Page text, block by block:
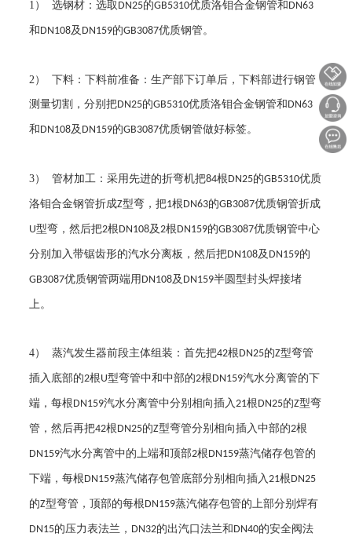
1 ） 选钢材：选取 DN25的GB5310优质洛钼合金钢管和 DN63
和 DN108及 DN159的GB3087优质钢管。
2） 下料：下料前准备：生产部下订单后，下料部进行钢管
测量切割，分别把DN25的GB5310优质洛钼合金钢管和 DN63
和 DN108及 DN159的GB3087优质钢管做好标签。
3） 管材加工：采用先进的折弯机把84根DN25的GB5310优质
洛钼合金钢管折成Z型弯，把1根DN63的GB3087优质钢管折成
U型弯，然后把2根DN108及2根DN159的GB3087优质钢管中心
分别加入带锯齿形的汽水分离板，然后把DN108及 DN159的
GB3087优质钢管两端用 DN108及 DN159半圆型封头焊接堵
上。
4） 蒸汽发生器前段主体组装：首先把42根DN25的Z型弯管
插入底部的2根U型弯管中和中部的2根DN159汽水分离管的下
端，每根DN159汽水分离管中分别相向插入21根DN25的Z型弯
管，然后再把42根DN25的Z型弯管分别相向插入中部的2根
DN159汽水分离管中的上端和顶部2根DN159蒸汽储存包管的
下端，每根DN159蒸汽储存包管底部分别相向插入21根DN25
的Z型弯管，顶部的每根DN159蒸汽储存包管的上部分别焊有
DN15的压力表法兰， DN32的出汽口法兰和 DN40的安全阀法